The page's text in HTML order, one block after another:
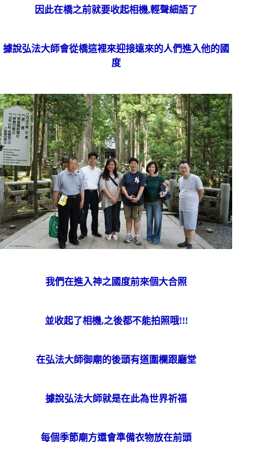
因此在橋之前就要收起相機,輕聲細語了
據說弘法大師會從橋這裡來迎接遠來的人們進入他的國
度
我們在進入神之國度前來個大合照
並收起了相機,之後都不能拍照哦!!!
在弘法大師御廟的後頭有道圍欄跟廳堂
據說弘法大師就是在此為世界祈福
每個季節廟方還會準備衣物放在前頭